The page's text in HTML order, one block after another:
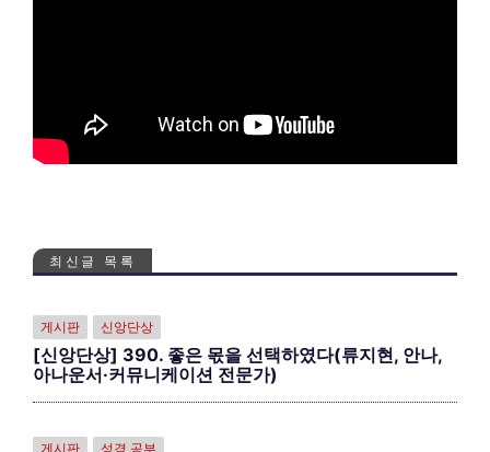
최신글 목록
게시판 신앙단상
[신앙단상] 390. 좋은 몫을 선택하였다(류지현, 안나,
아나운서·커뮤니케이션 전문가)
게시판 성경 공부